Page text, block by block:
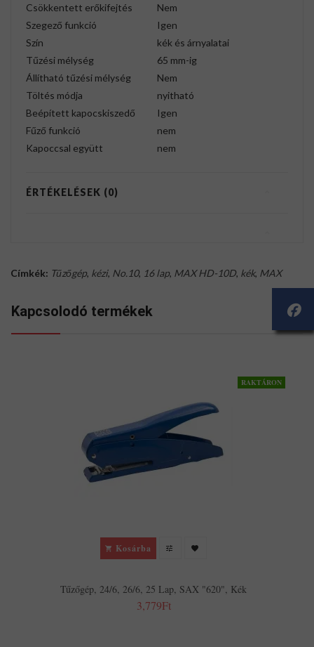
Csökkentett erőkifejtés
Nem
Szegező funkció
Igen
Szín
kék és árnyalatai
Tűzési mélység
65 mm-ig
Állítható tűzési mélység
Nem
Töltés módja
nyitható
Beépített kapocskiszedő
Igen
Fűző funkció
nem
Kapoccsal együtt
nem
ÉRTÉKELÉSEK (0)
Címkék: Tűzőgép, kézi, No.10, 16 lap, MAX HD-10D, kék, MAX
Kapcsolodó termékek
RAKTÁRON
Kosárba
Tűzőgép, 24/6, 26/6, 25 Lap, SAX "620", Kék
3,779Ft